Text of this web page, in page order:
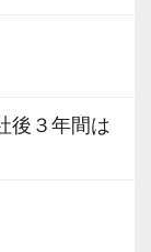
門長とし
を行う
ステムス
後３年間は